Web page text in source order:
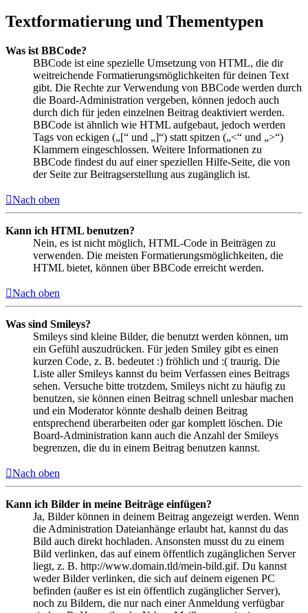
Textformatierung und Thementypen
Was ist BBCode?
BBCode ist eine spezielle Umsetzung von HTML, die dir
weitreichende Formatierungsmöglichkeiten für deinen Text
gibt. Die Rechte zur Verwendung von BBCode werden durch
die Board-Administration vergeben, können jedoch auch
durch dich für jeden einzelnen Beitrag deaktiviert werden.
BBCode ist ähnlich wie HTML aufgebaut, jedoch werden
Tags von eckigen („[“ und „]“) statt spitzen („<“ und „>“)
Klammern eingeschlossen. Weitere Informationen zu
BBCode findest du auf einer speziellen Hilfe-Seite, die von
der Seite zur Beitragserstellung aus zugänglich ist.
Nach oben
Kann ich HTML benutzen?
Nein, es ist nicht möglich, HTML-Code in Beiträgen zu
verwenden. Die meisten Formatierungsmöglichkeiten, die
HTML bietet, können über BBCode erreicht werden.
Nach oben
Was sind Smileys?
Smileys sind kleine Bilder, die benutzt werden können, um
ein Gefühl auszudrücken. Für jeden Smiley gibt es einen
kurzen Code, z. B. bedeutet :) fröhlich und :( traurig. Die
Liste aller Smileys kannst du beim Verfassen eines Beitrags
sehen. Versuche bitte trotzdem, Smileys nicht zu häufig zu
benutzen, sie können einen Beitrag schnell unlesbar machen
und ein Moderator könnte deshalb deinen Beitrag
entsprechend überarbeiten oder gar komplett löschen. Die
Board-Administration kann auch die Anzahl der Smileys
begrenzen, die du in einem Beitrag benutzen kannst.
Nach oben
Kann ich Bilder in meine Beiträge einfügen?
Ja, Bilder können in deinem Beitrag angezeigt werden. Wenn
die Administration Dateianhänge erlaubt hat, kannst du das
Bild auch direkt hochladen. Ansonsten musst du zu einem
Bild verlinken, das auf einem öffentlich zugänglichen Server
liegt, z. B. http://www.domain.tld/mein-bild.gif. Du kannst
weder Bilder verlinken, die sich auf deinem eigenen PC
befinden (außer es ist ein öffentlich zugänglicher Server),
noch zu Bildern, die nur nach einer Anmeldung verfügbar